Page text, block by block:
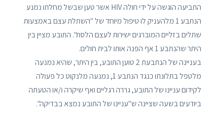
התביעה הוגשה על ידי חולה HIV אשר טען שבשל מחלתו נמנע
הנתבע 1 מלהעניק לו טיפול מיוחד של "השתלת עצם באמצעות
שתלים בזליים המוברגים ישירות לעצם הלסת". התובע מציין בין
היתר שהנתבע 1 אף הפנה אותו לבית חולים.
בעניינה של הנתבעת 2 טוען התובע, בין היתר, שהיא נמנעה
מלטפל בתלונתו כנגד הנתבע 1, נמנעה מלנקוט כל פעולה
לקידום עניינו של התובע, גררה רגליים ואף שיקרה ו/או הטעתה
ביודעים בשעה שציינה ש"עניינו של התובע נמצא בבדיקה".